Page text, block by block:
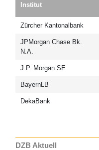
Institut
Zürcher Kantonalbank
JPMorgan Chase Bk.
N.A.
J.P. Morgan SE
BayernLB
DekaBank
DZB Aktuell